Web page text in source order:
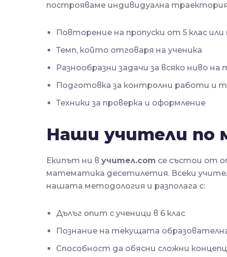
построяваме индивидуална
Повторение на пропуски от 5 клас
Темп, който отговаря на ученика
Разнообразни задачи за всяко ниво
Подготовка за контролни работи и
Техники за проверка и оформление
Наши учители по
Екипът ни в учител.com се състои от
математика десетилетия. Всеки
нашата методология и разполага с:
Дълъг опит с ученици в 6 клас
Познание на текущата
Способност да обясни сложни